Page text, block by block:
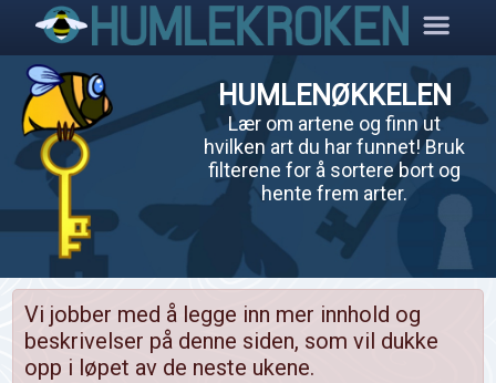
HUMLENØKKELEN
Lær om artene og finn ut
hvilken art du har funnet! Bruk
filterene for å sortere bort og
hente frem arter.
Vi jobber med å legge inn mer innhold og
beskrivelser på denne siden, som vil dukke
opp i løpet av de neste ukene.